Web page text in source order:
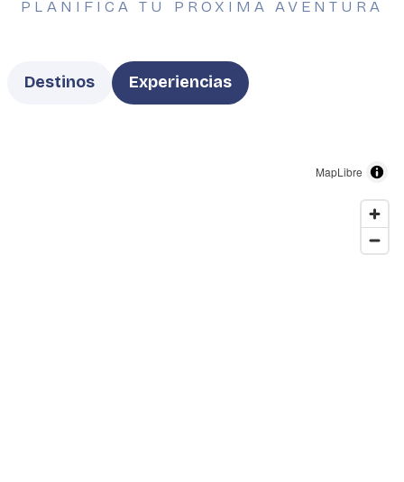
PLANIFICA TU PRÓXIMA AVENTURA
TypeDestinos Experiencias
MapLibre